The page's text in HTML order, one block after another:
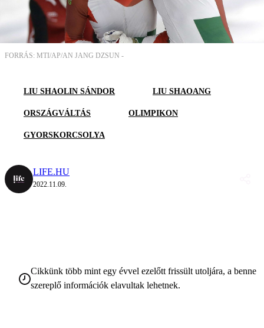
FORRÁS: MTI/AP/AN JANG DZSUN -
LIU SHAOLIN SÁNDOR LIU SHAOANG
ORSZÁGVÁLTÁS OLIMPIKON
GYORSKORCSOLYA
LIFE.HU
2022.11.09.
Cikkünk több mint egy évvel ezelőtt frissült utoljára, a benne
szereplő információk elavultak lehetnek.